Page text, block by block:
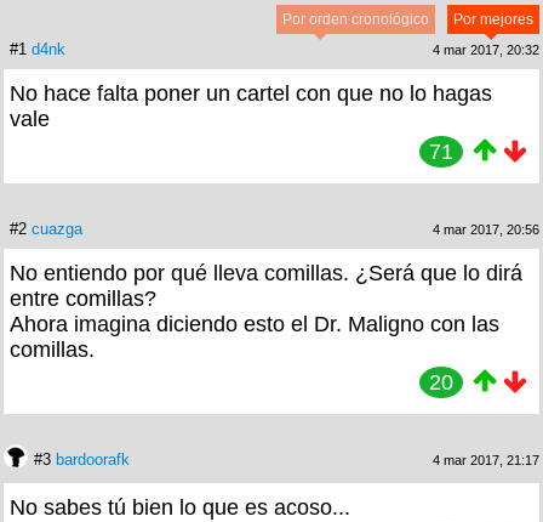
Por mejores
Por orden cronológico
#1 d4nk 4 mar 2017, 20:32
No hace falta poner un cartel con que no lo hagas
vale
71
#2 cuazga 4 mar 2017, 20:56
No entiendo por qué lleva comillas. ¿Será que lo dirá
entre comillas?
Ahora imagina diciendo esto el Dr. Maligno con las
comillas.
20
#3 bardoorafk 4 mar 2017, 21:17
No sabes tú bien lo que es acoso...